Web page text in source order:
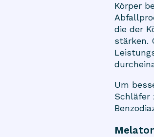
Körper
die der
stärken.
Um
Schläfer